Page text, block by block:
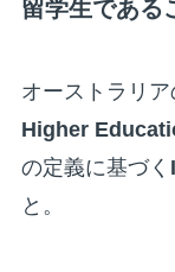
留学生である
オーストラリア
Higher
の定義に基づく
と。